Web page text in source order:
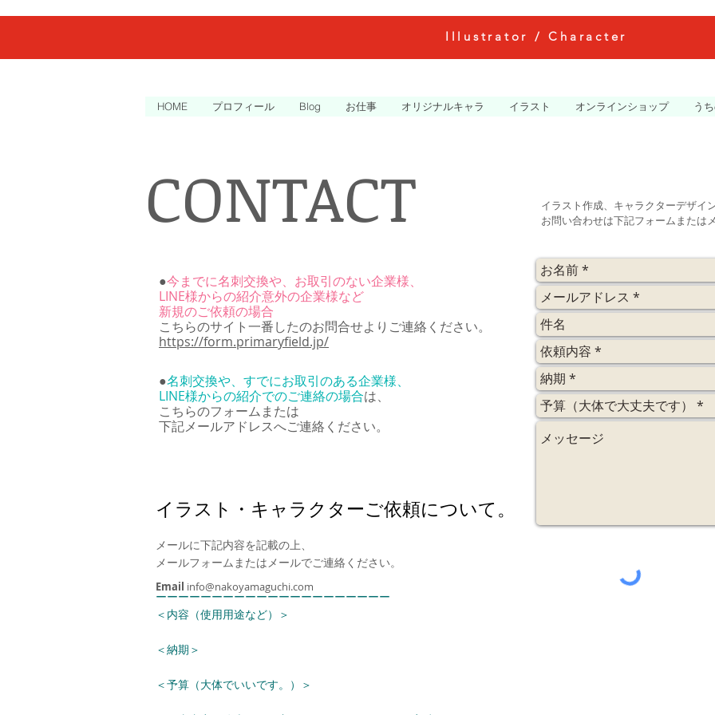
Illustrator / Character
HOME プロフィール Blog お仕事 オリジナルキャラ イラスト オンラインショップ う
CONTACT
●今までに名刺交換や、お取引のない企業様、
LINE様からの紹介意外の企業様など
新規のご依頼の場合
こちらのサイト一番したのお問合せよりご連絡ください。
https://form.primaryfield.jp/
●名刺交換や、すでにお取引のある企業様、
LINE様からの紹介でのご連絡の場合は、
こちらのフォームまたは
下記メールアドレスへご連絡ください。
Email info@nakoyamaguchi.com
イラスト・キャラクターご依頼について。
メールに下記内容を記載の上
メールフォームまたはメールでご連絡ください。
ーーーーーーーーーーーーーーーーーーーーー
＜内容（使用用途など）＞
＜納期＞
＜予算（大体でいいです。）＞
イラスト作成、キャラクターデザイ
お問い合わせは下記フォームまたは